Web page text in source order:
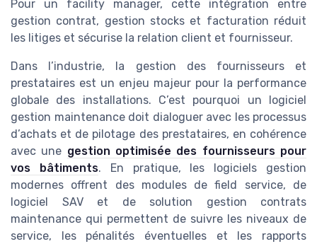
Pour un facility manager, cette intégration entre
gestion contrat, gestion stocks et facturation réduit
les litiges et sécurise la relation client et fournisseur.
Dans l’industrie, la gestion des fournisseurs et
prestataires est un enjeu majeur pour la performance
globale des installations. C’est pourquoi un logiciel
gestion maintenance doit dialoguer avec les processus
d’achats et de pilotage des prestataires, en cohérence
avec une gestion optimisée des fournisseurs pour
vos bâtiments. En pratique, les logiciels gestion
modernes offrent des modules de field service, de
logiciel SAV et de solution gestion contrats
maintenance qui permettent de suivre les niveaux de
service, les pénalités éventuelles et les rapports